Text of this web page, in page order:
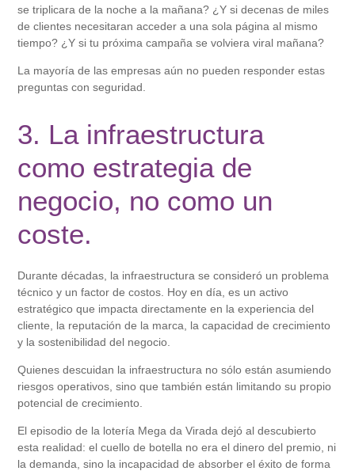
se triplicara de la noche a la mañana? ¿Y si decenas de miles
de clientes necesitaran acceder a una sola página al mismo
tiempo? ¿Y si tu próxima campaña se volviera viral mañana?
La mayoría de las empresas aún no pueden responder estas
preguntas con seguridad.
3. La infraestructura
como estrategia de
negocio, no como un
coste.
Durante décadas, la infraestructura se consideró un problema
técnico y un factor de costos. Hoy en día, es un activo
estratégico que impacta directamente en la experiencia del
cliente, la reputación de la marca, la capacidad de crecimiento
y la sostenibilidad del negocio.
Quienes descuidan la infraestructura no sólo están asumiendo
riesgos operativos, sino que también están limitando su propio
potencial de crecimiento.
El episodio de la lotería Mega da Virada dejó al descubierto
esta realidad: el cuello de botella no era el dinero del premio, ni
la demanda, sino la incapacidad de absorber el éxito de forma